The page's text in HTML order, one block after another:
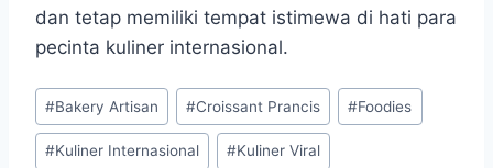
dan tetap memiliki tempat istimewa di hati para
pecinta kuliner internasional.
Post
Tags:
#Bakery Artisan #Croissant Prancis #Foodies
#Kuliner Internasional #Kuliner Viral